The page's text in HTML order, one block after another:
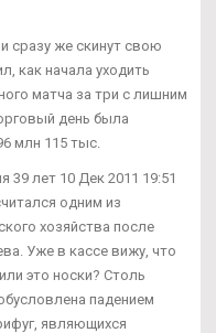
сразу же скинут свою
как начала уходить
матча за три с лишним
день была
млн 115 тыс.
лет 10 Дек 2011 19:51
одним из
хозяйства после
Уже в кассе вижу, что
это носки? Столь
падением
являющихся